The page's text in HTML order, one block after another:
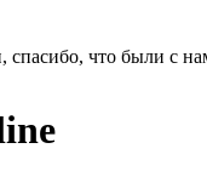
спасибо, что были с